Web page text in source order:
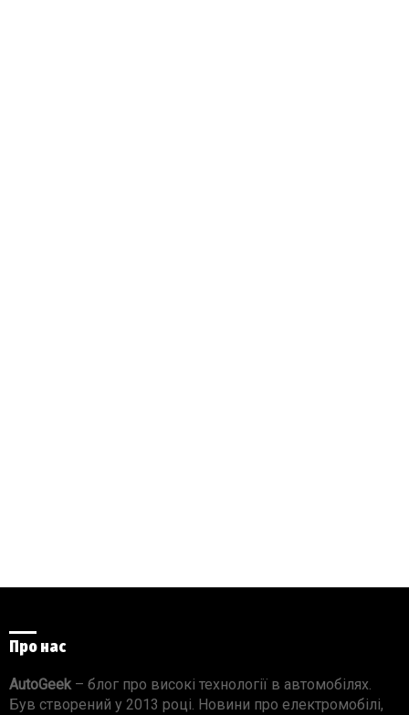
Про нас
AutoGeek– блог про високі технології в автомобілях.
Був створений у 2013 році. Новини про електромобілі,